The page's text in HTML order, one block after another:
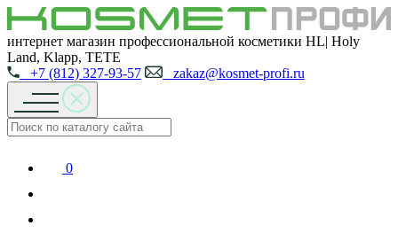
интернет магазин профессиональной косметики HL| Holy
Land, Klapp, TETE
+7 (812) 327-93-57
zakaz@kosmet-profi.ru
0